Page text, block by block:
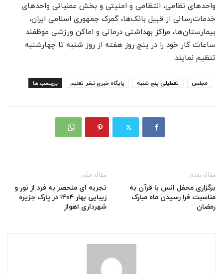
واحدهای نظامی، انتظامی و امنیتی و بخش عملیاتی واحدهای
خدمات‌رسانی از قبیل بانک‌ها، گمرک جمهوری اسلامی ایران،
بیمارستان‌ها، مراکز بهداشتی درمانی و اماکن ورزشی موظفند
ساعات کار خود را در پنج روز هفته از روز شنبه تا چهارشنبه
تنظیم نمایند.
برچسب ها پایگاه خبری نشر تعلیم تعطیلی پنج شنبه مجلس
مقاله قبلی
تجربه ای منحصر به فرد از نور و
زیبایی بهار ۱۴۰۴ در پارک جزیره
شهرداری اهواز
مقاله بعدی
برگزاری محفل انس با قرآن به
مناسبت فرا رسیدن ماه مبارک
رمضان